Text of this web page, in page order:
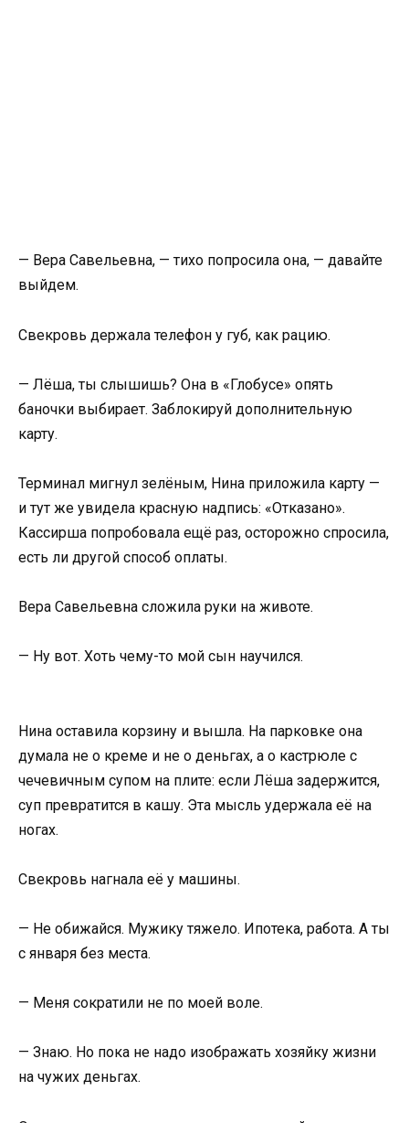
— Вера Савельевна, — тихо попросила она, — давайте
выйдем.
Свекровь держала телефон у губ, как рацию.
— Лёша, ты слышишь? Она в «Глобусе» опять
баночки выбирает. Заблокируй дополнительную
карту.
Терминал мигнул зелёным, Нина приложила карту —
и тут же увидела красную надпись: «Отказано».
Кассирша попробовала ещё раз, осторожно спросила,
есть ли другой способ оплаты.
Вера Савельевна сложила руки на животе.
— Ну вот. Хоть чему-то мой сын научился.
Нина оставила корзину и вышла. На парковке она
думала не о креме и не о деньгах, а о кастрюле с
чечевичным супом на плите: если Лёша задержится,
суп превратится в кашу. Эта мысль удержала её на
ногах.
Свекровь нагнала её у машины.
— Не обижайся. Мужику тяжело. Ипотека, работа. А ты
с января без места.
— Меня сократили не по моей воле.
— Знаю. Но пока не надо изображать хозяйку жизни
на чужих деньгах.